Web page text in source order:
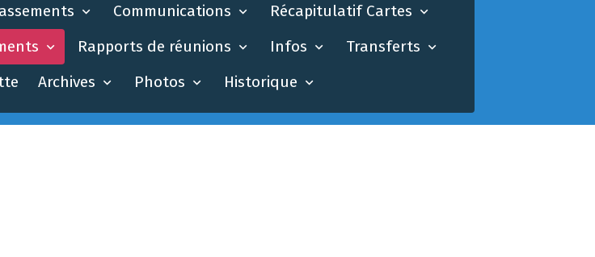
Communications
Récapitulatif Cartes
Rapports de réunions Infos
Transferts
Archives Photos Historique